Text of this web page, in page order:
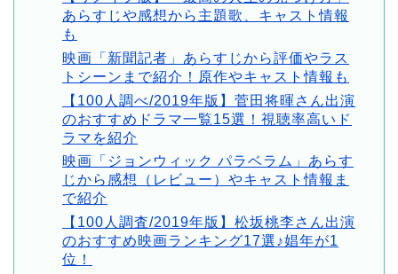
あらすじや感想から主題歌、キャスト情報
も
映画「新聞記者」あらすじから評価やラス
トシーンまで紹介！原作やキャスト情報も
【100人調べ/2019年版】菅田将暉さん出演
のおすすめドラマ一覧15選！視聴率高いド
ラマを紹介
映画「ジョンウィック パラベラム」あらす
じから感想（レビュー）やキャスト情報ま
で紹介
【100人調査/2019年版】松坂桃李さん出演
のおすすめ映画ランキング17選♪娼年が1
位！